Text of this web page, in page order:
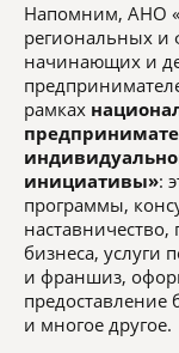
Напомним, АНО
региональных и
начинающих и
рамках
инициативы»:
программы,
бизнеса, услуги
и франшиз,
предоставление
и многое другое.